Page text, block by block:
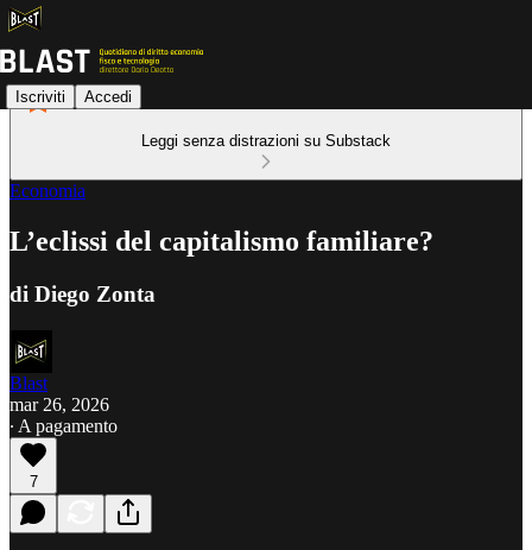
Iscriviti Accedi
Leggi senza distrazioni su Substack
Economia
L’eclissi del capitalismo familiare?
di Diego Zonta
Blast
mar 26, 2026
∙ A pagamento
7